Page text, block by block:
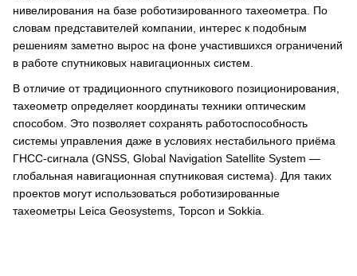
нивелирования на базе роботизированного тахеометра. По
словам представителей компании, интерес к подобным
решениям заметно вырос на фоне участившихся ограничений
в работе спутниковых навигационных систем.
В отличие от традиционного спутникового позиционирования,
тахеометр определяет координаты техники оптическим
способом. Это позволяет сохранять работоспособность
системы управления даже в условиях нестабильного приёма
ГНСС-сигнала (GNSS, Global Navigation Satellite System —
глобальная навигационная спутниковая система). Для таких
проектов могут использоваться роботизированные
тахеометры Leica Geosystems, Topcon и Sokkia.